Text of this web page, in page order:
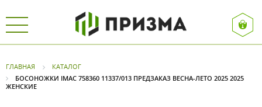
ГЛАВНАЯ
КАТАЛОГ
БОСОНОЖКИ IMAC 758360 11337/013 ПРЕДЗАКАЗ ВЕСНА-ЛЕТО 2025 2025
ЖЕНСКИЕ